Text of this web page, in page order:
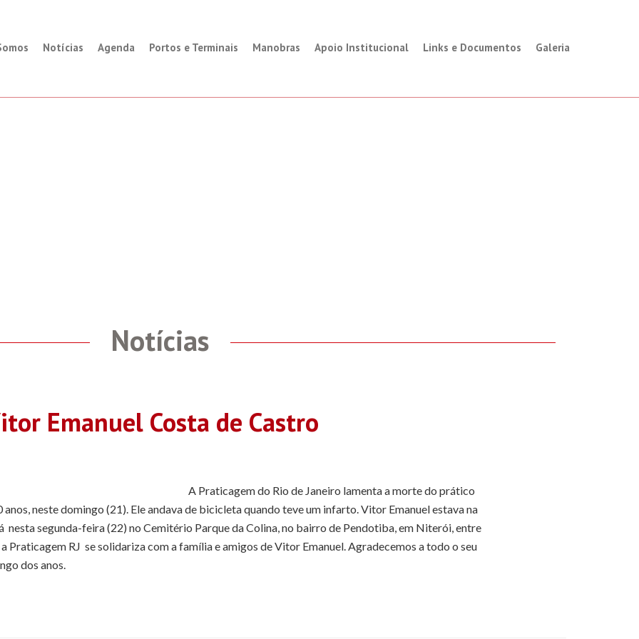
Notícias Agenda Portos e Terminais Manobras Apoio Institucional Links e Documentos Galeria
Notícias
Emanuel Costa de Castro
A Praticagem do Rio de Janeiro lamenta a morte do prático
neste domingo (21). Ele andava de bicicleta quando teve um infarto. Vitor Emanuel estava na
nesta segunda-feira (22) no Cemitério Parque da Colina, no bairro de Pendotiba, em Niterói, entre
Praticagem RJ se solidariza com a família e amigos de Vitor Emanuel. Agradecemos a todo o seu
dos anos.